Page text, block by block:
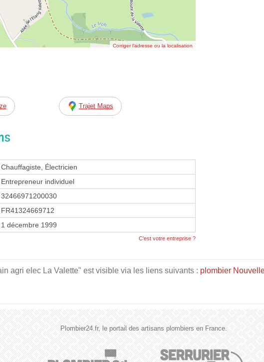
Corriger l’adresse ou la localisation
Trajet Maps
Chauffagiste, Électricien
Entrepreneur individuel
32466971200030
FR41324669712
1 décembre 1999
C'est votre entreprise ?
agri elec La Valette" est visible via les liens suivants : plombier
Plombier24.fr, le portail des artisans plombiers en France.